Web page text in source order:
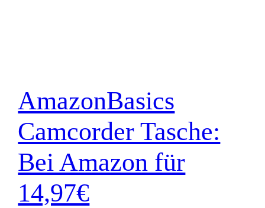
AmazonBasics
Camcorder Tasche:
Bei Amazon für
14,97€